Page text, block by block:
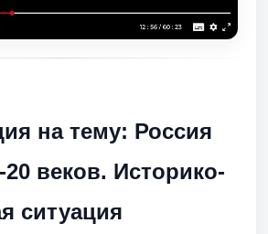
на тему: Россия
веков. Историко-
ситуация